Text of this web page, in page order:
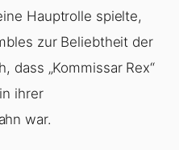
Hauptrolle spielte,
zur Beliebtheit der
dass „Kommissar Rex“
ihrer
war.